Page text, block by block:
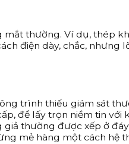
mắt thường. Ví dụ, thép
điện dày, chắc,
trình thiếu giám sát
để lấy trọn niềm tin
thường được xếp ở
mẻ hàng một cách hệ